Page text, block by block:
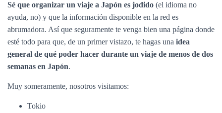
Sé que organizar un viaje a Japón es jodido (el idioma no
ayuda, no) y que la información disponible en la red es
abrumadora. Así que seguramente te venga bien una página donde
esté todo para que, de un primer vistazo, te hagas una idea
general de qué poder hacer durante un viaje de menos de dos
semanas en Japón.
Muy someramente, nosotros visitamos:
Tokio